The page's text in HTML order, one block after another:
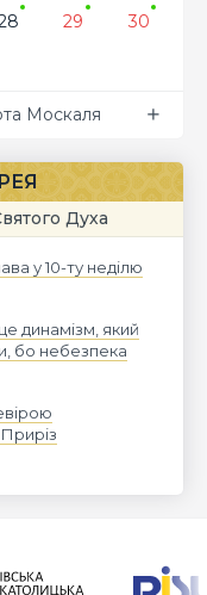
29
30
Москаля
Духа
у 10-ту неділю
динамізм, який
бо небезпека